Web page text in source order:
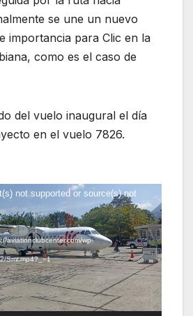
se une un nuevo
importancia para Clic en la
como es el caso de
del vuelo inaugural el día
en el vuelo 7826.
Reproductor
de
vídeo
not supported or source(s) not
aviationclubcenter.com/wp-
Smr.mp4?_=1